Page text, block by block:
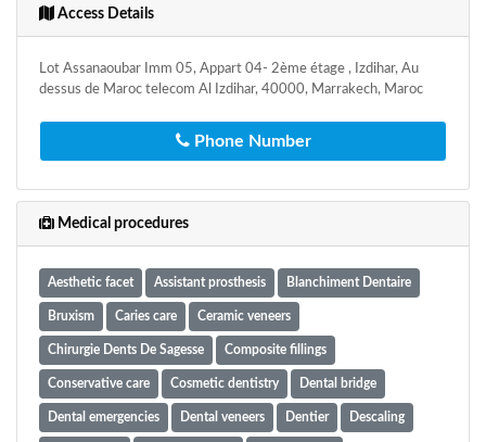
Access Details
Lot Assanaoubar Imm 05, Appart 04- 2ème étage , Izdihar, Au
dessus de Maroc telecom Al Izdihar, 40000, Marrakech, Maroc
Phone Number
Medical procedures
Aesthetic facet Assistant prosthesis Blanchiment Dentaire
Bruxism Caries care Ceramic veneers
Chirurgie Dents De Sagesse Composite fillings
Conservative care Cosmetic dentistry Dental bridge
Dental emergencies Dental veneers Dentier Descaling